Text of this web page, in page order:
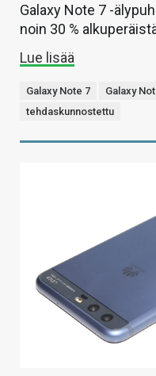
Galaxy Note 7 -
noin 30 %
Lue lisää
Galaxy Note 7 Galaxy
tehdaskunnostettu